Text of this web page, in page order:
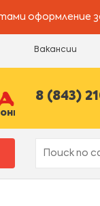
оформление
Вакансии
8 (843)